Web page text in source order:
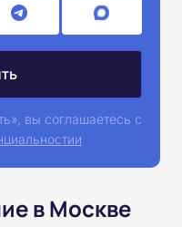
вы соглашаетесь с
в Москве